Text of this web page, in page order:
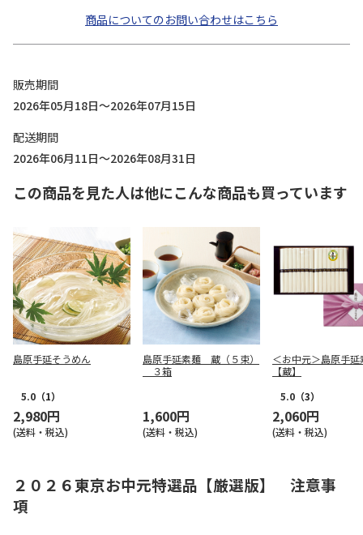
商品についてのお問い合わせはこちら
販売期間
2026年05月18日～2026年07月15日
配送期間
2026年06月11日～2026年08月31日
この商品を見た人は他にこんな商品も買っています
島原手延そうめん
5.0 （1）
2,980円
(送料・税込)
島原手延素麺 蔵（５束）
３箱
1,600円
(送料・税込)
＜お中元＞島原手延
【蔵】
5.0 （3）
2,060円
(送料・税込)
２０２６東京お中元特選品【厳選版】 注意事
項